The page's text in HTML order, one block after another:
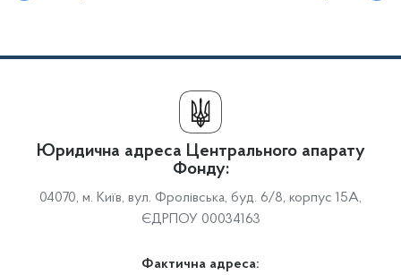
Юридична адреса Центрального апарату
Фонду:
04070, м. Київ, вул. Фролівська, буд. 6/8, корпус 15А,
ЄДРПОУ 00034163
Фактична адреса: